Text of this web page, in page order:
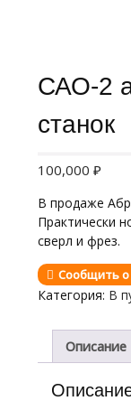
САО-2
станок
100,000 ₽
В продаже
Практически
сверл и фрез.
Сообщить о
Категория: В
Описание